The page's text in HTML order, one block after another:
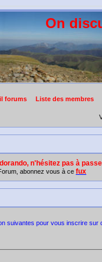
On
forums Liste des membres
n'hésitez pas à
abonnez vous à ce fux
suivantes pour vous inscrire sur